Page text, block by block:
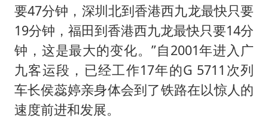
要47分钟，深圳北到香港西九龙最快只要
19分钟，福田到香港西九龙最快只要14分
钟，这是最大的变化。”自2001年进入广
九客运段，已经工作17年的G 5711次列
车长侯蕊婷亲身体会到了铁路在以惊人的
速度前进和发展。